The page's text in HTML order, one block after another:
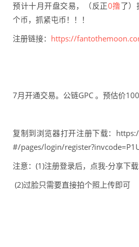
预计十月开盘交易，（反正0撸了）
个币，抓紧屯币！！！
注册链接： https://
7月开通交易。公链GPC 。预估价100
复制到浏览器打开注册下载：
#/pages/login/
注意：(1)注册登录后，点我-分享下
(2)过脸只需要直接拍个照上传即可